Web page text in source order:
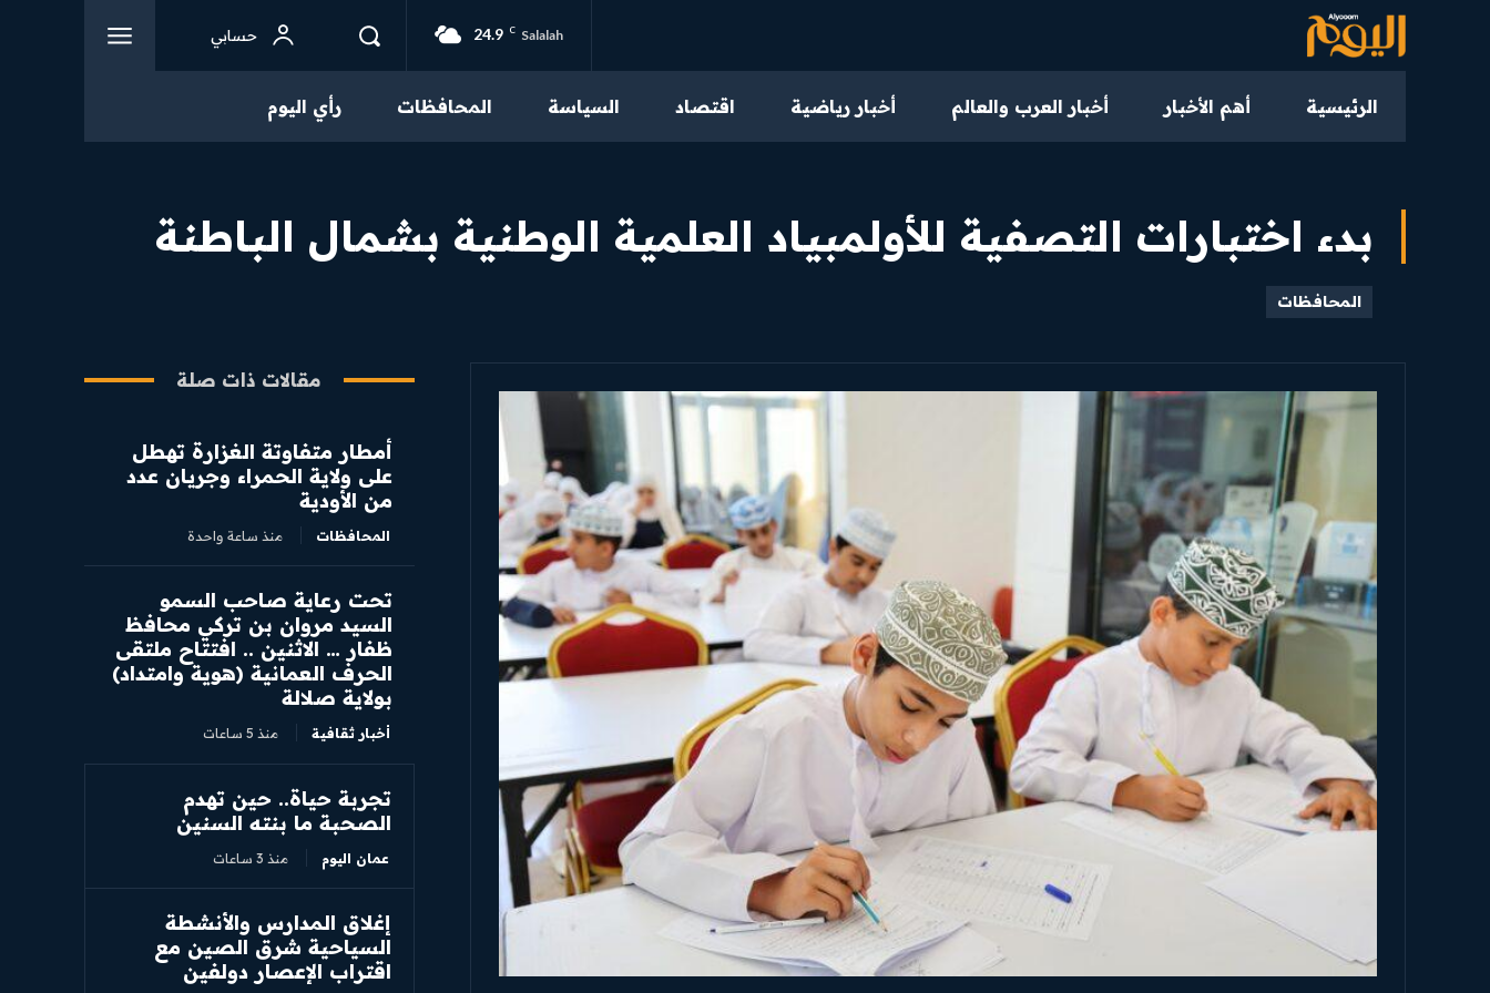
سياسة الخصوصية
اقرأ مقالاتنا الحصرية
24.9 C Salalah حسابي
الرئيسية أهم الأخبار أخبار العرب والعالم أخبار رياضية اقتصاد السياسة المحافظات رأي اليوم
بدء اختبارات التصفية للأولمبياد العلمية الوطنية بشمال الباطنة
المحافظات
مقالات ذات صلة
أمطار متفاوتة الغزارة تهطل
على ولاية الحمراء وجريان عدد
من الأودية
المحافظات منذ ساعة واحدة
تحت رعاية صاحب السمو
السيد مروان بن تركي محافظ
ظفار … الاثنين .. افتتاح ملتقى
الحرف العمانية (هوية وامتداد)
بولاية صلالة
أخبار ثقافية منذ 5 ساعات
تجربة حياة.. حين تهدم
الصحبة ما بنته السنين
عمان اليوم منذ 3 ساعات
إغلاق المدارس والأنشطة
السياحية شرق الصين مع
اقتراب الإعصار دولفين